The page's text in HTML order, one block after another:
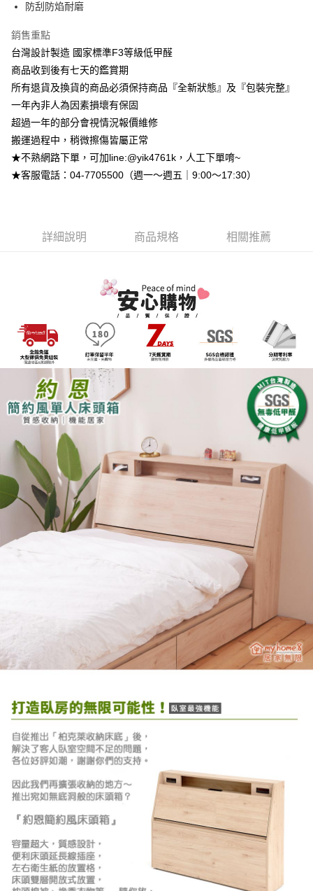
【大哥付你分期使用說明】
2.付款方式選擇「大哥付你分期」，訂單成立後會自動跳轉到大哥付的交易
流程，驗證手機門號後，選擇欲分期的期數、繳款截止日，確認付款後即完
成交易。
3.實際核准額度、可分期數及費用金額請依後續交易確認頁面所載為準。
4.訂單成立30分鐘內，如未前往確認交易或遇審核未通過，訂單將自動取
法說明評估內容。
【繳款方式說明】
1.分期款項不併入電信帳單，「大哥付你分期」於每月結算日後寄送繳費提
醒簡訊。
2.透過簡訊連結打開帳單後，可選擇「超商條碼／台灣大直營門市／銀行轉
帳／街口支付／iPASS MONEY」等通路繳費。
買賣價金債權讓與本公司後，依約使用本公司帳單繳交帳款。
3.完整用戶服務條款，請詳閱以下連結： https://oppay.tw/userRule
相關說明
【關於「AFTEE先享後付」】
AFTEE先享後付是「在收到商品之後才付款」的支付方式。 讓您購物簡單
便利好安心！
１．簡單：不需註冊會員、不需綁卡、不需儲值。
２．便利：只要手機號碼，簡訊認證，即可結帳。
【「AFTEE先享後付」結帳流程】
１．於結帳方式選擇「AFTEE先享後付」後，將跳轉至「AFTEE先享後付」
結帳頁面，進行簡訊認證並確認金額後，即可完成結帳。
２．訂單成立數日內，您將收到繳費通知簡訊。
後付繳納相關費用。
https://netprotections.freshdesk.com/support/home
１．透過由恩沛科技股份有限公司提供之「AFTEE先享後付」服務完成之交
易，需依本服務之必要範圍內提供個人資料，並將交易相關給付款項請求債
權轉讓予恩沛科技股份有限公司。
２．關於個人資料處理事宜，請瀏覽以下網址：
https://aftee.tw/terms/#terms3
３．未成年的使用者請事先徵得法定代理人或監護人之同意方可使用
「AFTEE先享後付」，若未經同意申辦者引起之損失，本公司不負相關責
任。
４．使用「AFTEE先享後付」時，將依據個別帳號之用戶狀況，依本公司即
時審查核予不同之上限額度；若仍有額度不足之情形，本公司將視審查結果
請求用戶進行身份認證。
５．嚴禁一人註冊多個帳號或使用他人資訊註冊。若發現惡意使用之情形，
恩沛科技股份有限公司將有權停止該用戶之使用額度並採取法律行動。
運送方式
➤一般商品『宅配寄送』：1.車趟為週一至六 2.無組裝，只送至一
樓 3.購買大型家具，可一同配送組裝
免運費
➤大型傢俱『免費組裝』：1.車趟為週二、週四 2.可指定日期，無
防刮防焰耐磨
銷售重點
台灣設計製造 國家標準F3等級低甲醛
商品收到後有七天的鑑賞期
所有退貨及換貨的商品必須保持商品『全新狀態』及『包裝完整』
一年內非人為因素損壞有保固
超過一年的部分會視情況報價維修
搬運過程中，稍微擦傷皆屬正常
★不熟網路下單，可加line:@yik4761k，人工下單唷~
★客服電話：04-7705500（週一～週五｜9:00～17:30）
詳細說明 商品規格 相關推薦